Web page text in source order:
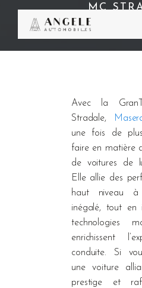
MC
Avec la
Stradale,
une fois de
faire en matière
de voitures de
Elle allie des
haut niveau
inégalé, tout en
technologies
enrichissent
conduite. Si
une voiture
prestige et